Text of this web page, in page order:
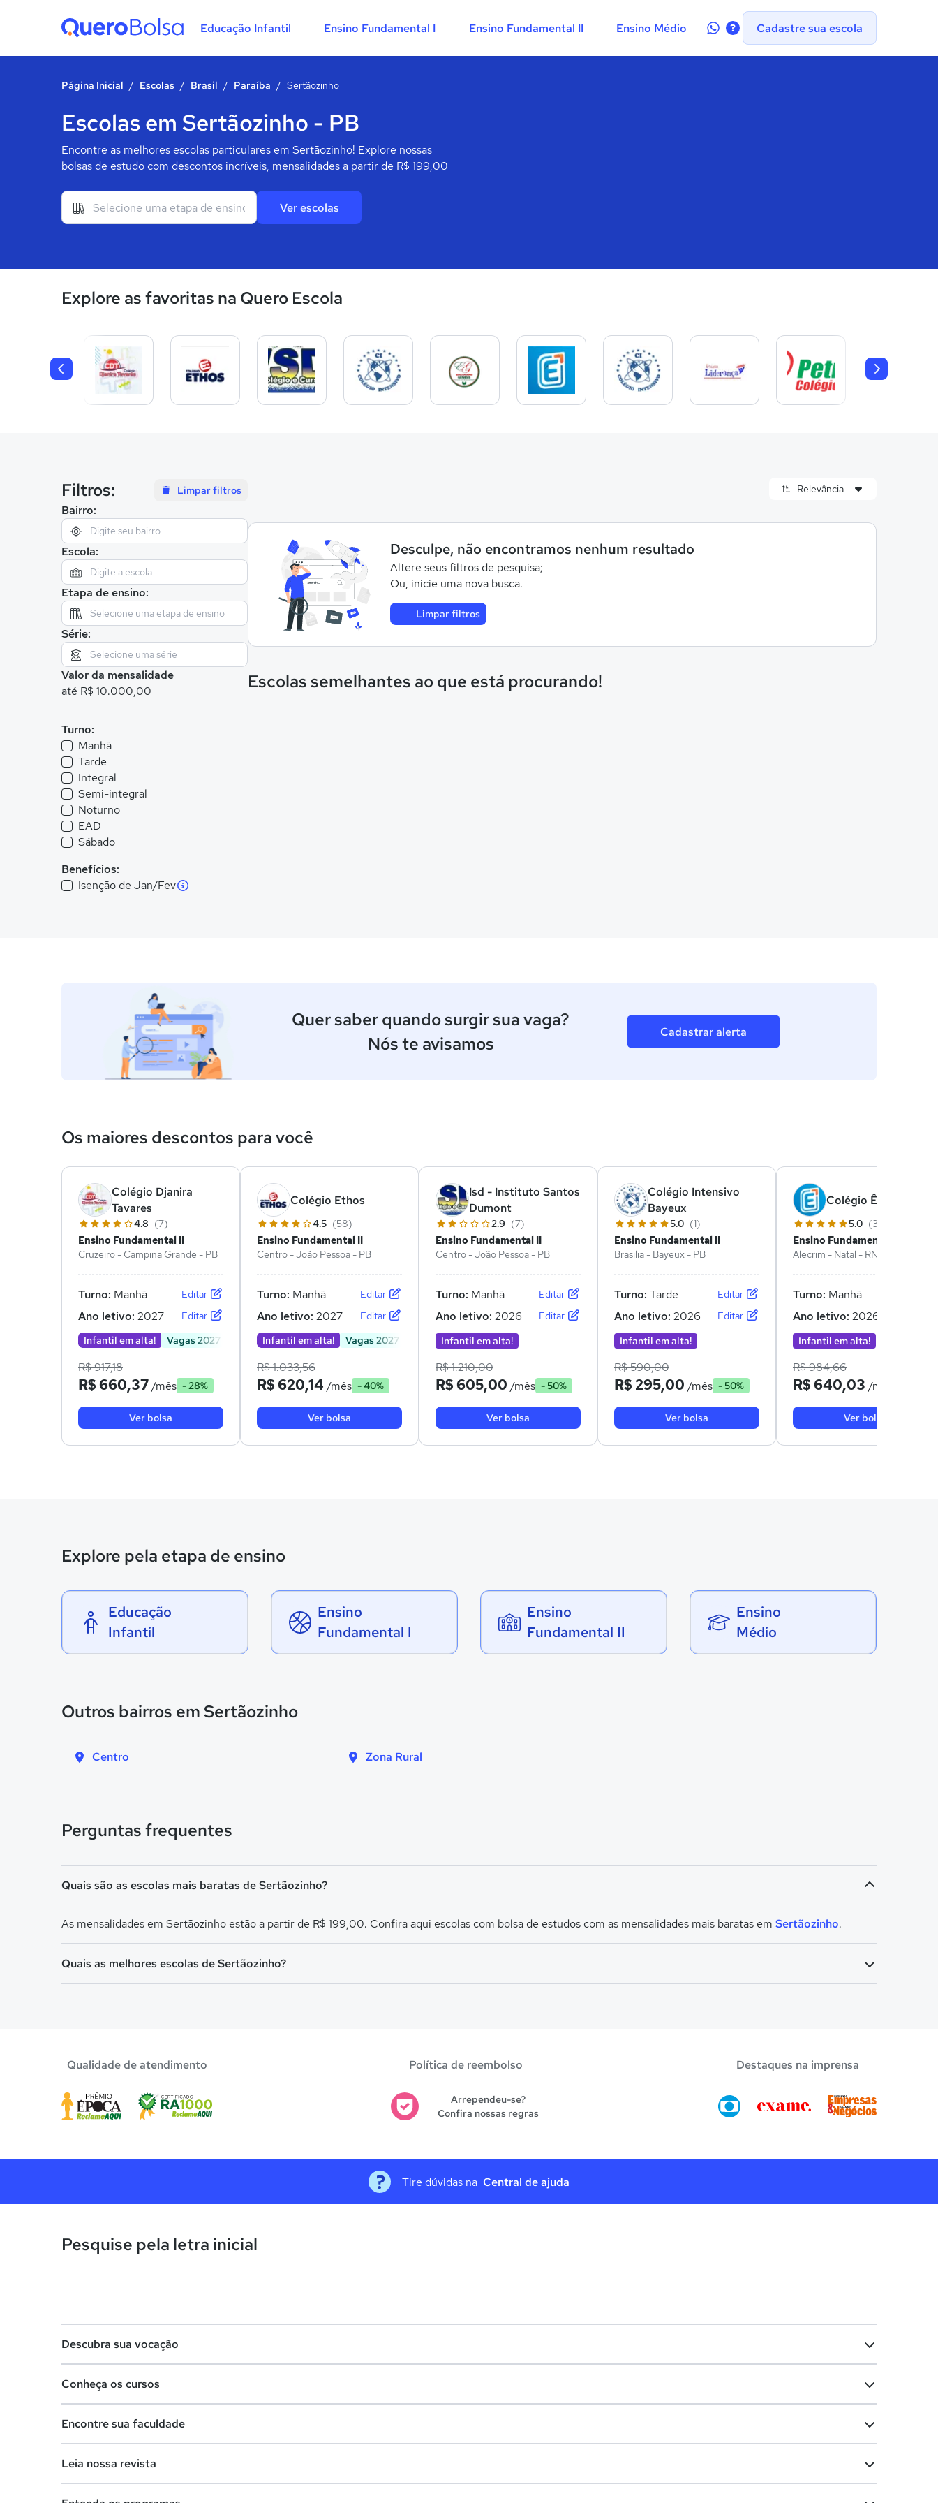
Educação Infantil Ensino Fundamental I Ensino Fundamental II Ensino Médio
Contate-
no
Cadastre sua escola
Página Inicial / Escolas / Brasil / Paraíba / Sertãozinho
Escolas em Sertãozinho - PB
Encontre as melhores escolas particulares em Sertãozinho! Explore nossas
bolsas de estudo com descontos incríveis, mensalidades a partir de R$ 199,00
Ver escolas
Explore as favoritas na Quero Escola
Filtros: Limpar filtros
Bairro:
Escola:
Etapa de ensino:
Série:
Valor da mensalidade
até R$ 10.000,00
Turno:
Manhã
Tarde
Integral
Semi-integral
Noturno
EAD
Sábado
Benefícios:
Isenção de Jan/Fev
Desculpe, não encontramos nenhum resultado
Altere seus filtros de pesquisa;
Ou, inicie uma nova busca.
Limpar filtros
Escolas semelhantes ao que está procurando!
Quer saber quando surgir sua vaga?
Nós te avisamos
Cadastrar alerta
Os maiores descontos para você
Colégio Djanira
Tavares
4.8 (7)
Ensino Fundamental II
Cruzeiro - Campina Grande - PB
Turno: Manhã Editar
Ano letivo: 2027
Editar
Infantil em alta!
Vagas 2027
R$ 917,18
R$ 660,37/mês - 28%
Ver bolsa
Colégio Ethos
4.5 (58)
Ensino Fundamental II
Centro - João Pessoa - PB
Turno: Manhã Editar
Ano letivo: 2027
Editar
Infantil em alta!
Vagas 2027
R$ 1.033,56
R$ 620,14 /mês - 40%
Ver bolsa
Isd - Instituto Santos
Dumont
2.9 (7)
Ensino Fundamental II
Centro - João Pessoa - PB
Turno: Manhã Editar
Ano letivo: 2026
Editar
Infantil em alta!
R$ 1.210,00
R$ 605,00 /mês - 50%
Ver bolsa
Colégio Intensivo
Bayeux
5.0 (1)
Ensino Fundamental II
Brasilia - Bayeux - PB
Turno: Tarde Editar
Ano letivo: 2026
Editar
Infantil em alta!
R$ 590,00
R$ 295,00 /mês - 50%
Ver bolsa
Colégio Êxito
5.0 (3)
Ensino Fundamental II
Alecrim - Natal - RN
Turno: Manhã
Ano letivo: 2026
Infantil em alta!
R$ 984,66
R$ 640,03 /mês
Ver bolsa
Explore pela etapa de ensino
Educação
Infantil
Ensino
Fundamental I
Ensino
Fundamental II
Ensino
Médio
Outros bairros em Sertãozinho
Centro Zona Rural
Perguntas frequentes
Quais são as escolas mais baratas de Sertãozinho?
As mensalidades em Sertãozinho estão a partir de R$ 199,00. Confira aqui escolas com bolsa de estudos com as mensalidades mais baratas em Sertãozinho.
Quais as melhores escolas de Sertãozinho?
Qualidade de atendimento Política de reembolso
Arrependeu-se?
Confira nossas regras
Destaques na imprensa
Tire dúvidas na Central de ajuda
Pesquise pela letra inicial
Descubra sua vocação
Lista de profissões
Conheça os cursos
Cursos de graduação
Encontre sua faculdade
Leia nossa revista